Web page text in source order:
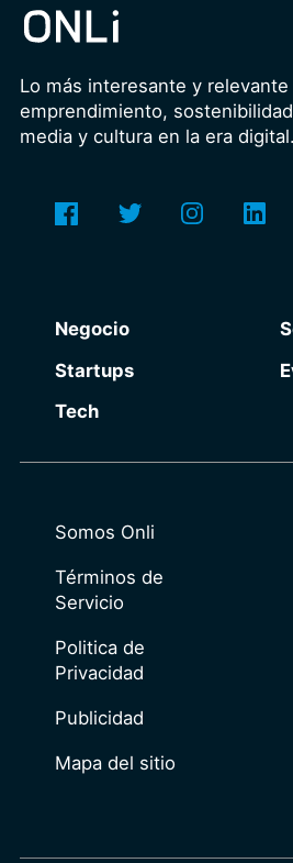
Lo más interesante y
emprendimiento,
media y cultura en la era digital.
Negocio
Startups
Tech
Somos Onli
Términos de
Servicio
Politica de
Privacidad
Publicidad
Mapa del sitio